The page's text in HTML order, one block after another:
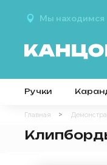
Мы находимся
Ручки
Главная